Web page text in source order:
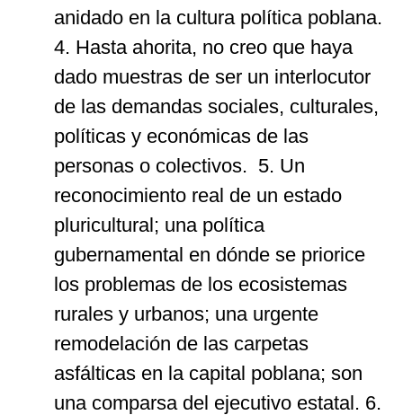
anidado en la cultura política poblana.
4. Hasta ahorita, no creo que haya
dado muestras de ser un interlocutor
de las demandas sociales, culturales,
políticas y económicas de las
personas o colectivos. 5. Un
reconocimiento real de un estado
pluricultural; una política
gubernamental en dónde se priorice
los problemas de los ecosistemas
rurales y urbanos; una urgente
remodelación de las carpetas
asfálticas en la capital poblana; son
una comparsa del ejecutivo estatal. 6.